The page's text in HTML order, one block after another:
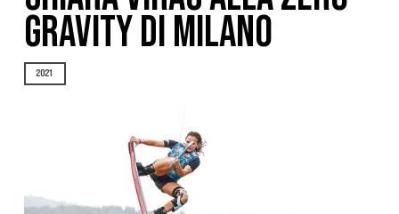
GRAVITY DI MILANO
2021